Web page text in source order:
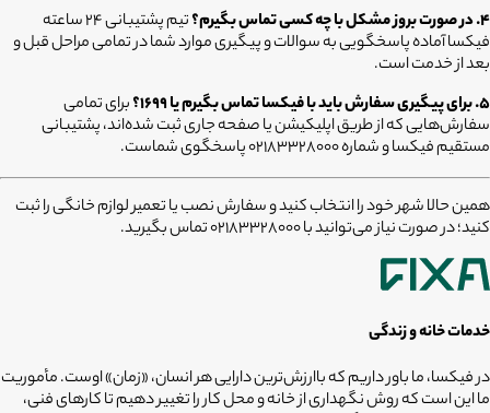
۴. در صورت بروز مشکل با چه کسی تماس بگیرم؟
تیم پشتیبانی ۲۴ ساعته
فیکسا آماده پاسخگویی به سوالات و پیگیری موارد شما در تمامی مراحل قبل و
بعد از خدمت است.
۵. برای پیگیری سفارش باید با فیکسا تماس بگیرم یا ۱۶۹۹؟
برای تمامی
سفارش‌هایی که از طریق اپلیکیشن یا صفحه جاری ثبت شده‌اند، پشتیبانی
مستقیم فیکسا و شماره ۰۲۱۸۳۳۲۸۰۰۰ پاسخگوی شماست.
همین حالا شهر خود را انتخاب کنید و سفارش نصب یا تعمیر لوازم خانگی را ثبت
کنید؛ در صورت نیاز می‌توانید با 02183328000 تماس بگیرید.
خدمات خانه و زندگی
در فیکسا، ما باور داریم که باارزش‌ترین دارایی هر انسان، «زمان» اوست. مأموریت
ما این است که روش نگهداری از خانه و محل کار را تغییر دهیم تا کارهای فنی،